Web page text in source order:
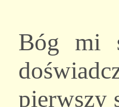
Bóg mi
pierwszy